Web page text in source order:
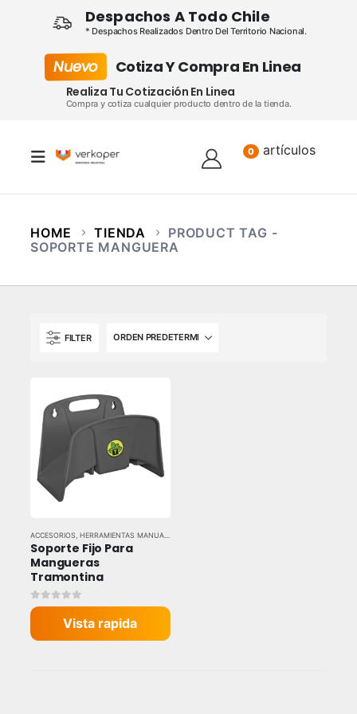
Despachos A Todo Chile
* Despachos Realizados Dentro Del Territorio Nacional.
Nuevo Cotiza Y Compra En Linea
Realiza Tu Cotización En Linea
Compra y cotiza cualquier producto dentro de la tienda.
0 artículos
HOME TIENDA
PRODUCT TAG -
SOPORTE MANGUERA
FILTER
ACCESORIOS HERRAMIENTAS MANUALES
Soporte Fijo Para
Mangueras
Tramontina
0out of 5
Vista rapida